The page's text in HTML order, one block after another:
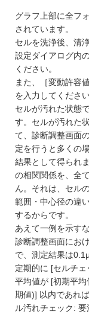
グラフ上部に全フ
されています。
セルを洗浄後、清
設定ダイアログ内
ください。
また、［変動許容
を入力してくださ
セルが汚れた状態
す。セルが汚れた
て、診断調整画面
定を行うと多くの
結果として得られ
の相関関係を、全
ん。それは、セル
範囲・中心径の違
するからです。
あえて一例を示す
診断調整画面にお
で、測定結果は
定期的に [セルチェ
平均値が [初期平
期値)] 以内であれ
ル汚れチェック: 要